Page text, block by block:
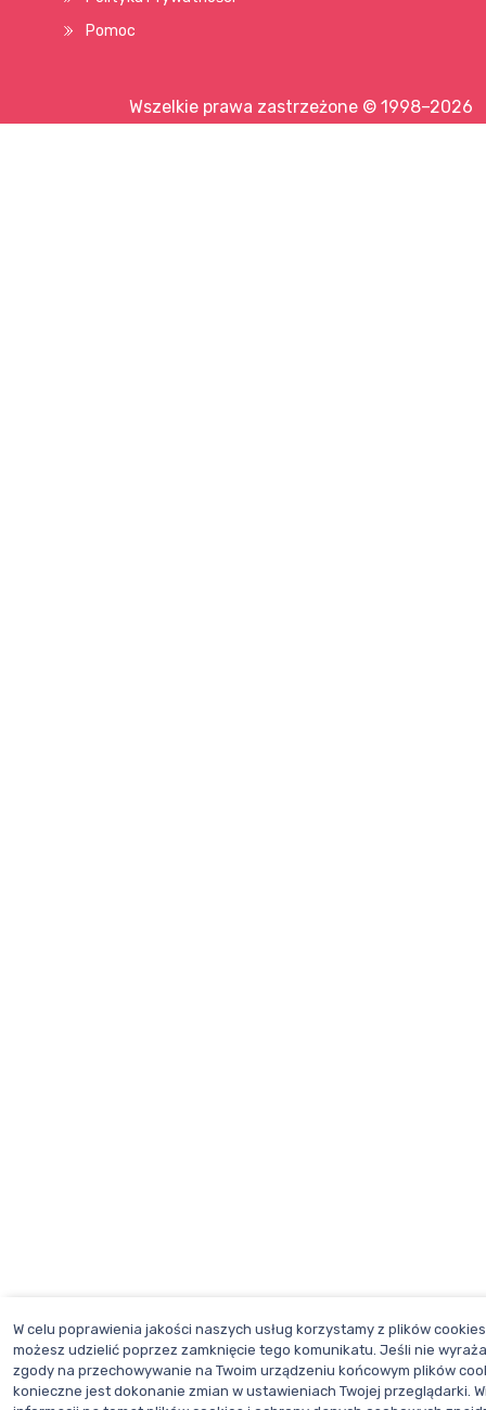
Pomoc
Wszelkie prawa zastrzeżone © 1998–2026
W celu poprawienia jakości naszych usług korzystamy z plików
możesz udzielić poprzez zamknięcie tego komunikatu. Jeśli nie
zgody na przechowywanie na Twoim urządzeniu końcowym plików
konieczne jest dokonanie zmian w ustawieniach Twojej przeglądarki.